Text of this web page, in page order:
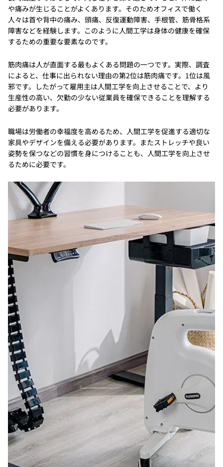
や痛みが生じることがよくあります。そのためオフィスで働く
人々は首や背中の痛み、頭痛、反復運動障害、手根管、筋骨格系
障害などを経験します。このように人間工学は身体の健康を確保
するための重要な要素なのです。
筋肉痛は人が直面する最もよくある問題の一つです。実際、調査
によると、仕事に出られない理由の第2位は筋肉痛です。1位は風
邪です。したがって雇用主は人間工学を向上させることで、より
生産性の高い、欠勤の少ない従業員を確保できることを理解する
必要があります。
職場は労働者の幸福度を高めるため、人間工学を促進する適切な
家具やデザインを備える必要があります。またストレッチや良い
姿勢を保つなどの習慣を身につけることも、人間工学を向上させ
るために必要です。